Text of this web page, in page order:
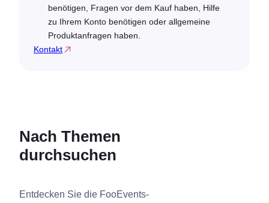
benötigen, Fragen vor dem Kauf haben, Hilfe
zu Ihrem Konto benötigen oder allgemeine
Produktanfragen haben.
Kontakt
Nach Themen
durchsuchen
Entdecken Sie die FooEvents-